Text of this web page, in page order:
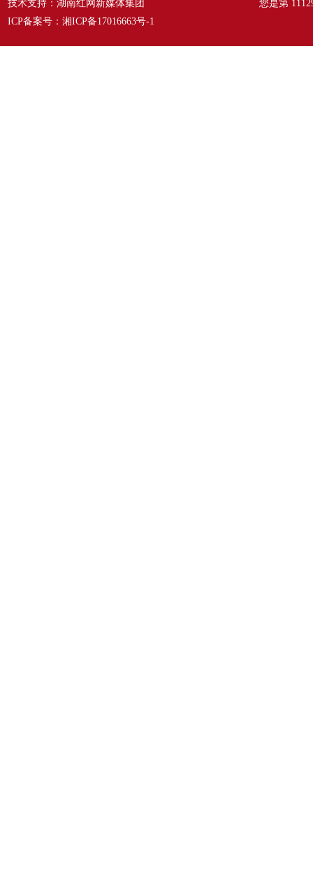
技术支持：湖南红网新媒体集团
ICP备案号： 湘ICP备17016663号-1
您是第